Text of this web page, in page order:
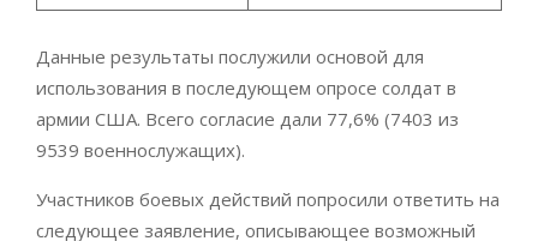
Данные результаты послужили основой для
использования в последующем опросе солдат в
армии США. Всего согласие дали 77,6% (7403 из
9539 военнослужащих).
Участников боевых действий попросили ответить на
следующее заявление, описывающее возможный